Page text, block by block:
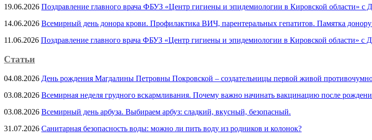
19.06.2026 Поздравление главного врача ФБУЗ «Центр гигиены и эпидемиологии в Кировской области» с
14.06.2026 Всемирный день донора крови. Профилактика ВИЧ, парентеральных гепатитов. Памятка донору:
11.06.2026 Поздравление главного врача ФБУЗ «Центр гигиены и эпидемиологии в Кировской области» с
Статьи
04.08.2026 День рождения Магдалины Петровны Покровской – создательницы первой живой
03.08.2026 Всемирная неделя грудного вскармливания. Почему важно начинать вакцинацию после
03.08.2026 Всемирный день арбуза. Выбираем арбуз: сладкий, вкусный, безопасный.
31.07.2026 Санитарная безопасность воды: можно ли пить воду из родников и колонок?